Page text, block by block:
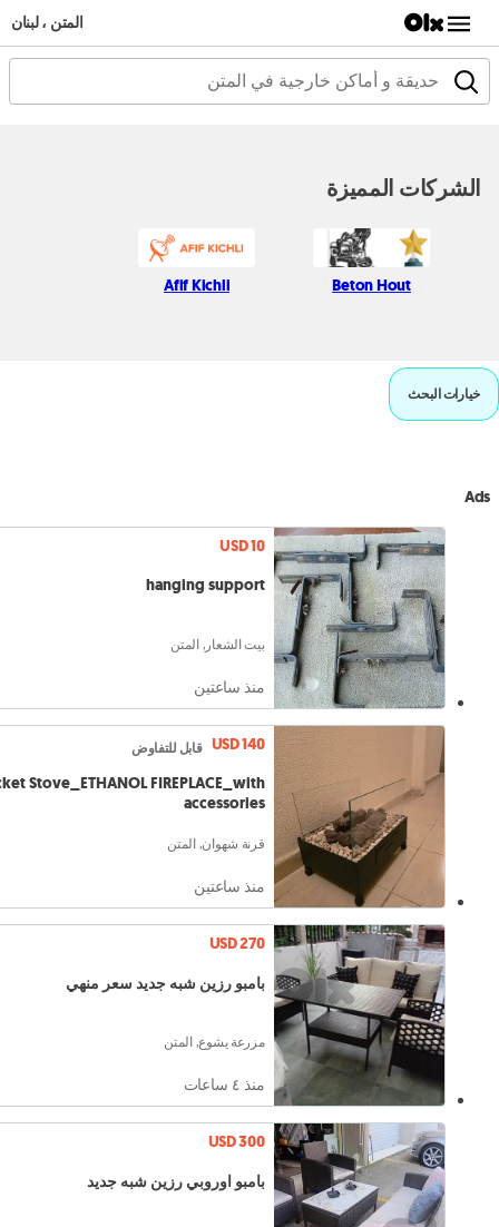
المتن ، لبنان
الشركات المميزة
Beton Hout
Afif Kichli
خيارات البحث
Ads
USD 10
hanging support
بيت الشعار, المتن
منذ ساعتين
USD 140 قابل للتفاوض
Stove_ETHANOL FIREPLACE_with
accessories
قرنة شهوان, المتن
منذ ساعتين
USD 270
بامبو رزين شبه جديد سعر منهي
مزرعة يشوع, المتن
منذ ٤ ساعات
USD 300
بامبو اوروبي رزين شبه جديد